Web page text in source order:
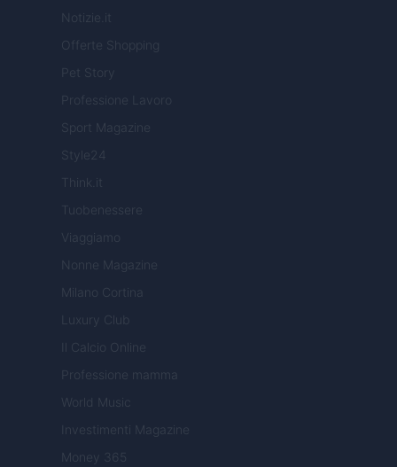
Notizie.it
Offerte Shopping
Pet Story
Professione Lavoro
Sport Magazine
Style24
Think.it
Tuobenessere
Viaggiamo
Nonne Magazine
Milano Cortina
Luxury Club
Il Calcio Online
Professione mamma
World Music
Investimenti Magazine
Money 365